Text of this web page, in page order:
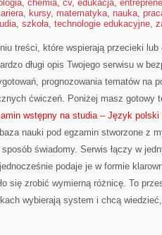
, chemia, cv, edukacja,
, kursy, matematyka, nauka,
, szkoła, technologie edukacyjne,
treści, które wspierają przecieki
długi opis Twojego serwisu w
prognozowania tematów na
ćwiczeń. Poniżej masz gotowy
wstępny na studia – Język polski
nauki pod egzamin stworzone z
świadomy. Serwis łączy w
podaje je w formie
się zrobić wymierną różnicę. To
wybierają system i chcą